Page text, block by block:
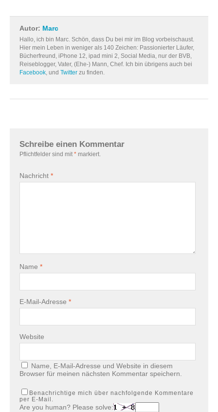
Autor: Marc
Hallo, ich bin Marc. Schön, dass Du bei mir im Blog vorbeischaust.
Hier mein Leben in weniger als 140 Zeichen: Passionierter Läufer,
Bücherfreund, iPhone 12, ipad mini 2, Social Media, nur der BVB,
Reiseblogger, Vater, (Ehe-) Mann, Chef. Ich bin übrigens auch bei
Facebook, und Twitter zu finden.
Schreibe einen Kommentar
Pflichtfelder sind mit * markiert.
Nachricht *
Name *
E-Mail-Adresse *
Website
Name, E-Mail-Adresse und Website in diesem
Browser für meinen nächsten Kommentar speichern.
Benachrichtige mich über nachfolgende Kommentare
per E-Mail.
Are you human? Please solve: